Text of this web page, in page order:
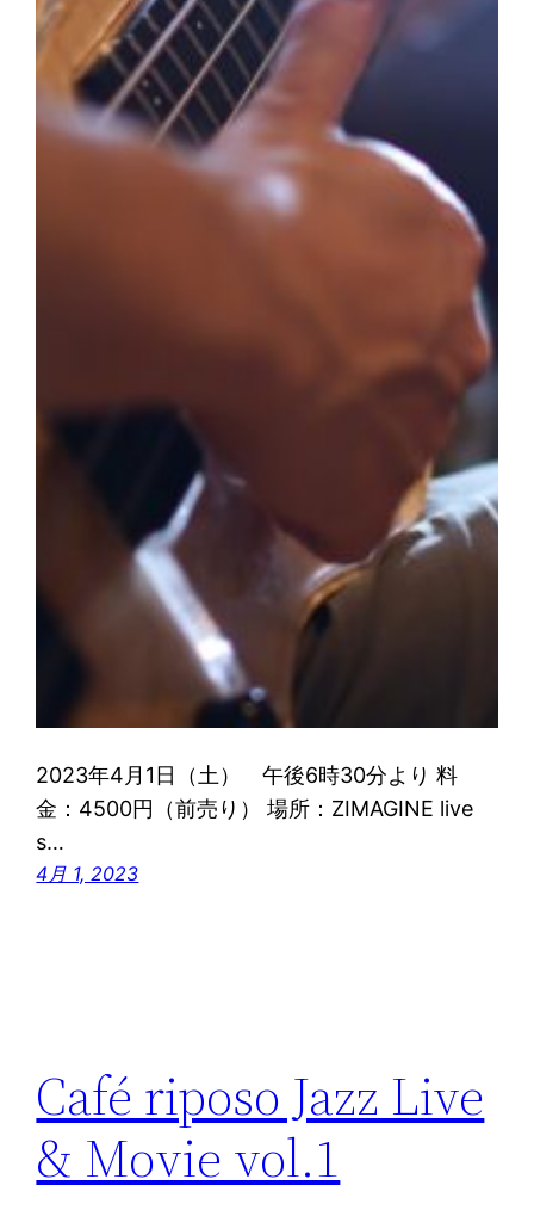
2023年4月1日（土） 午後6時30分より 料
金：4500円（前売り） 場所：ZIMAGINE live
s…
4月 1, 2023
Café riposo Jazz Live
& Movie vol.1